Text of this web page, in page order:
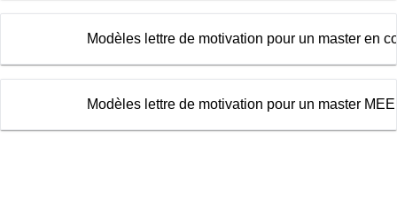
Modèles lettre de motivation pour un master en
Modèles lettre de motivation pour un master